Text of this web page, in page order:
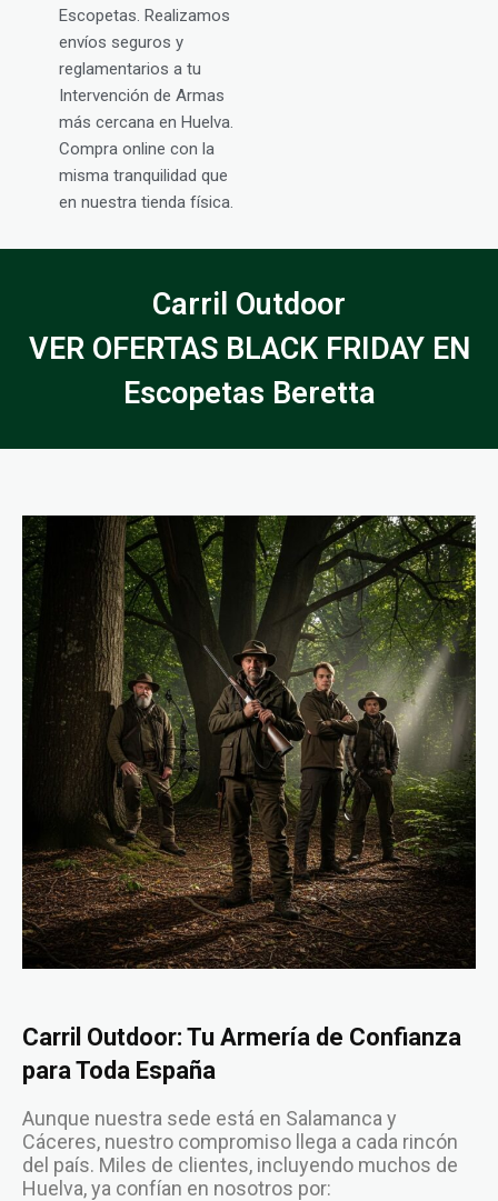
Escopetas. Realizamos
envíos seguros y
reglamentarios a tu
Intervención de Armas
más cercana en Huelva.
Compra online con la
misma tranquilidad que
en nuestra tienda física.
Carril Outdoor
VER OFERTAS BLACK FRIDAY EN
Escopetas Beretta
Carril Outdoor: Tu Armería de Confianza
para Toda España
Aunque nuestra sede está en Salamanca y
Cáceres, nuestro compromiso llega a cada rincón
del país. Miles de clientes, incluyendo muchos de
Huelva, ya confían en nosotros por: